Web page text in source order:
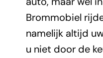
Brommobiel
namelijk altijd
u niet door de